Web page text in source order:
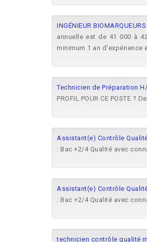
INGÉNIEUR
annuelle est de 41 000 à
minimum 1 an d'expérience
Technicien de Préparation
PROFIL POUR CE POSTE ?
Assistant(e) Contrôle
: Bac +2/4 Qualité avec
Assistant(e) Contrôle
: Bac +2/4 Qualité avec
technicien contrôle qualité